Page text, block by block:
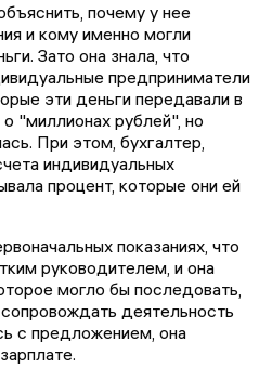
почему у нее
и кому именно могли
Зато она знала, что
предприниматели
эти деньги передавали в
"миллионах рублей", но
При этом, бухгалтер,
индивидуальных
процент, которые они ей
показаниях, что
руководителем, и она
могло бы последовать,
деятельность
с предложением, она